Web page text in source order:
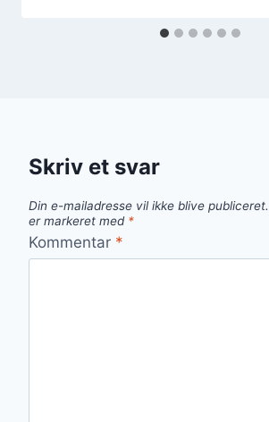
Skriv et svar
Din e-mailadresse vil ikke blive publiceret.
er markeret med *
Kommentar *